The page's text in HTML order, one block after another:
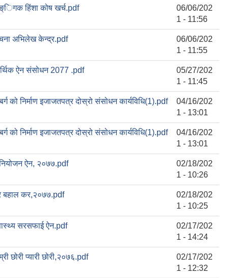
हिंशा कोष खर्च.pdf
06/06/202
1 - 11:56
अभिलेख केन्द्र.pdf
06/06/202
1 - 11:55
ऐन संसोधन 2077 .pdf
05/27/202
1 - 11:45
को निर्माण इजाजतपत्र दोस्रो संसोधन कार्यविधि(1).pdf
04/16/202
1 - 13:01
को निर्माण इजाजतपत्र दोस्रो संसोधन कार्यविधि(1).pdf
04/16/202
1 - 13:01
ऐन, २०७७.pdf
02/18/202
1 - 10:26
बहाल कर,२०७७.pdf
02/18/202
1 - 10:25
सरसफाई ऐन.pdf
02/17/202
1 - 14:24
छोरी प्यारी छोरी,२०७६.pdf
02/17/202
1 - 12:32